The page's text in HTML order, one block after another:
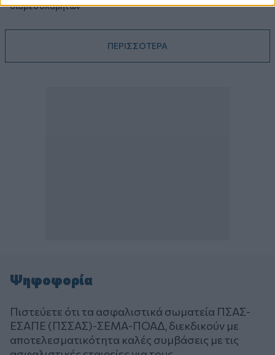
διαμεσολαβητών
ΠΕΡΙΣΣΟΤΕΡΑ
Ψηφοφορία
Πιστεύετε ότι τα ασφαλιστικά σωματεία ΠΣΑΣ-
ΕΣΑΠΕ (ΠΣΣΑΣ)-ΣΕΜΑ-ΠΟΑΔ, διεκδικούν με
αποτελεσματικότητα καλές συμβάσεις με τις